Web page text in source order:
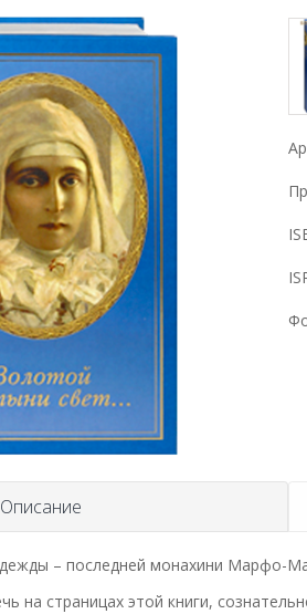
Описание
– последней монахини Марфо-
на страницах этой книги,